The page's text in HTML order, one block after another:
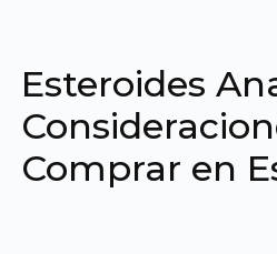
Esteroides
Comprar en